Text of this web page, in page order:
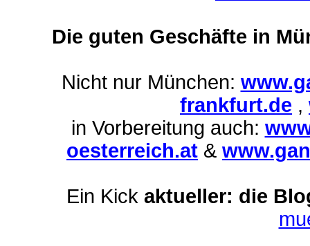
Die guten Geschäfte in
Nicht nur München:
frankfurt.de ,
in Vorbereitung auch:
oesterreich.at &
Ein Kick aktueller: die